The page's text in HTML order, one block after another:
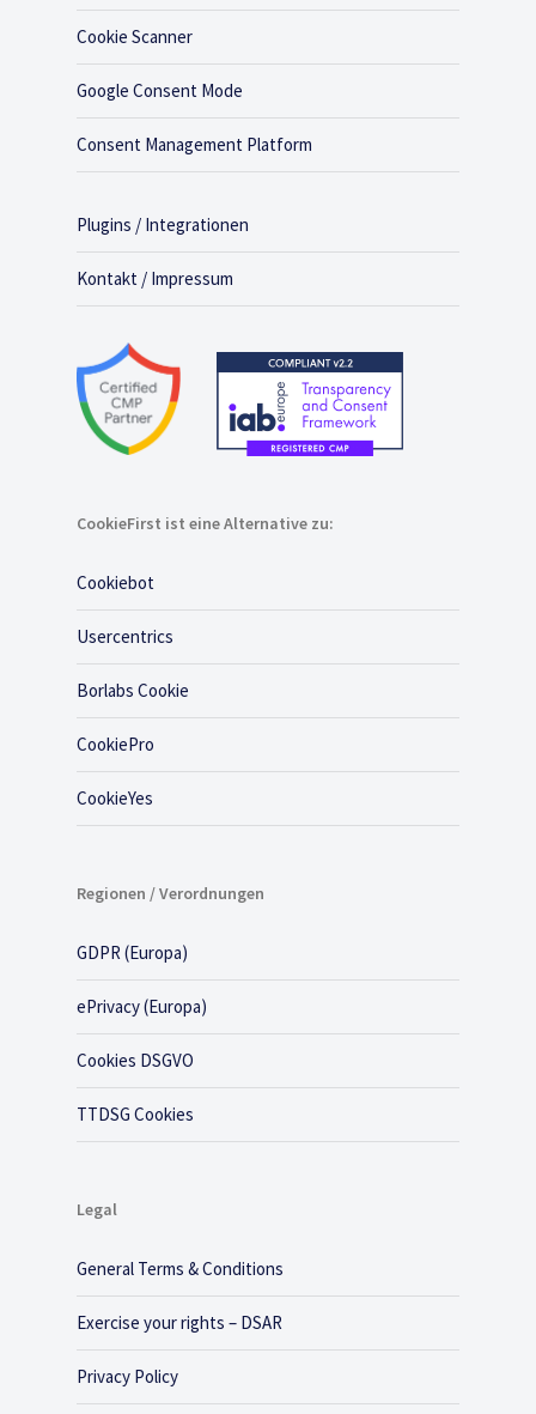
Cookie Scanner
Google Consent Mode
Consent Management Platform
Plugins / Integrationen
Kontakt / Impressum
CookieFirst ist eine Alternative zu:
Cookiebot
Usercentrics
Borlabs Cookie
CookiePro
CookieYes
Regionen / Verordnungen
GDPR (Europa)
ePrivacy (Europa)
Cookies DSGVO
TTDSG Cookies
Legal
General Terms & Conditions
Exercise your rights – DSAR
Privacy Policy